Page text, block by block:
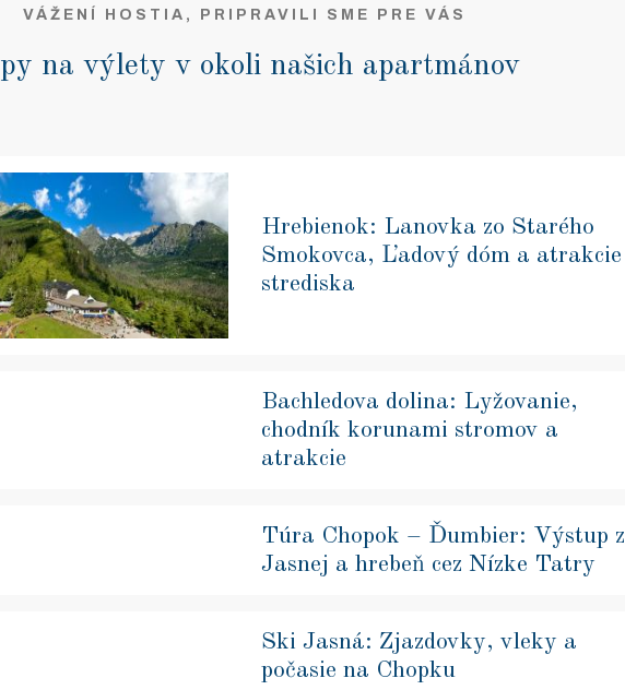
VÁŽENÍ HOSTIA, PRIPRAVILI SME PRE VÁS
na výlety v okoli našich apartmánov
Hrebienok: Lanovka zo Starého
Smokovca, Ľadový dóm a atrakcie
strediska
Bachledova dolina: Lyžovanie,
chodník korunami stromov a
atrakcie
Túra Chopok – Ďumbier: Výstup z
Jasnej a hrebeň cez Nízke Tatry
Ski Jasná: Zjazdovky, vleky a
počasie na Chopku